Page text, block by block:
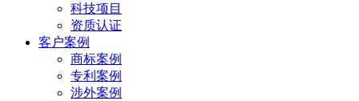
科技项目
资质认证
客户案例
商标案例
专利案例
涉外案例